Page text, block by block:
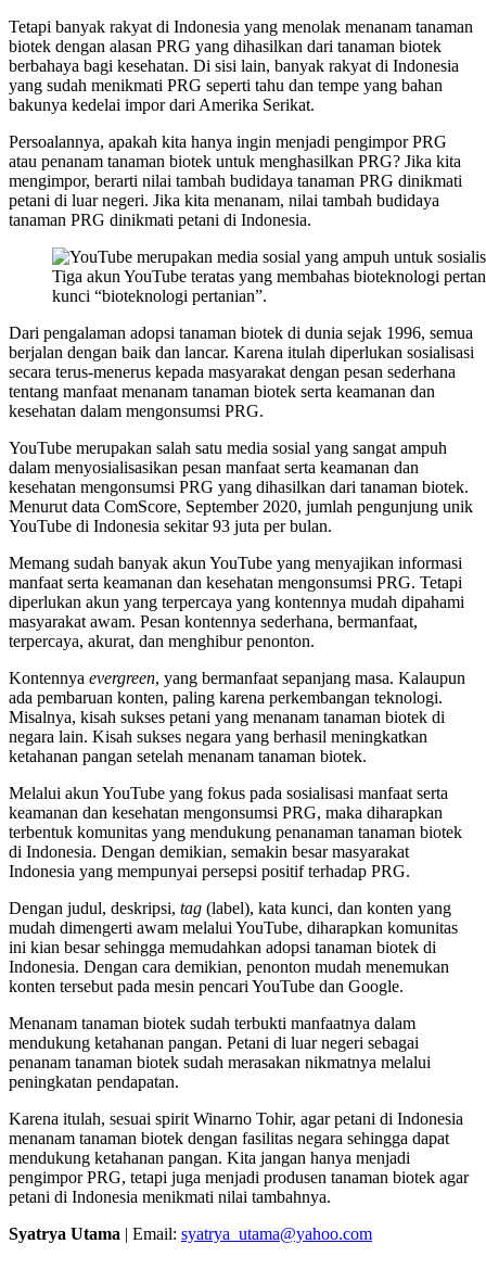
Tetapi banyak rakyat di Indonesia yang menolak menanam tanaman
biotek dengan alasan PRG yang dihasilkan dari tanaman biotek
berbahaya bagi kesehatan. Di sisi lain, banyak rakyat di Indonesia
yang sudah menikmati PRG seperti tahu dan tempe yang bahan
bakunya kedelai impor dari Amerika Serikat.
Persoalannya, apakah kita hanya ingin menjadi pengimpor PRG
atau penanam tanaman biotek untuk menghasilkan PRG? Jika kita
mengimpor, berarti nilai tambah budidaya tanaman PRG dinikmati
petani di luar negeri. Jika kita menanam, nilai tambah budidaya
tanaman PRG dinikmati petani di Indonesia.
Tiga akun YouTube teratas yang membahas bioteknologi
kunci “bioteknologi pertanian”.
Dari pengalaman adopsi tanaman biotek di dunia sejak 1996, semua
berjalan dengan baik dan lancar. Karena itulah diperlukan sosialisasi
secara terus-menerus kepada masyarakat dengan pesan sederhana
tentang manfaat menanam tanaman biotek serta keamanan dan
kesehatan dalam mengonsumsi PRG.
YouTube merupakan salah satu media sosial yang sangat ampuh
dalam menyosialisasikan pesan manfaat serta keamanan dan
kesehatan mengonsumsi PRG yang dihasilkan dari tanaman biotek.
Menurut data ComScore, September 2020, jumlah pengunjung unik
YouTube di Indonesia sekitar 93 juta per bulan.
Memang sudah banyak akun YouTube yang menyajikan informasi
manfaat serta keamanan dan kesehatan mengonsumsi PRG. Tetapi
diperlukan akun yang terpercaya yang kontennya mudah dipahami
masyarakat awam. Pesan kontennya sederhana, bermanfaat,
terpercaya, akurat, dan menghibur penonton.
Kontennya evergreen, yang bermanfaat sepanjang masa. Kalaupun
ada pembaruan konten, paling karena perkembangan teknologi.
Misalnya, kisah sukses petani yang menanam tanaman biotek di
negara lain. Kisah sukses negara yang berhasil meningkatkan
ketahanan pangan setelah menanam tanaman biotek.
Melalui akun YouTube yang fokus pada sosialisasi manfaat serta
keamanan dan kesehatan mengonsumsi PRG, maka diharapkan
terbentuk komunitas yang mendukung penanaman tanaman biotek
di Indonesia. Dengan demikian, semakin besar masyarakat
Indonesia yang mempunyai persepsi positif terhadap PRG.
Dengan judul, deskripsi, tag (label), kata kunci, dan konten yang
mudah dimengerti awam melalui YouTube, diharapkan komunitas
ini kian besar sehingga memudahkan adopsi tanaman biotek di
Indonesia. Dengan cara demikian, penonton mudah menemukan
konten tersebut pada mesin pencari YouTube dan Google.
Menanam tanaman biotek sudah terbukti manfaatnya dalam
mendukung ketahanan pangan. Petani di luar negeri sebagai
penanam tanaman biotek sudah merasakan nikmatnya melalui
peningkatan pendapatan.
Karena itulah, sesuai spirit Winarno Tohir, agar petani di Indonesia
menanam tanaman biotek dengan fasilitas negara sehingga dapat
mendukung ketahanan pangan. Kita jangan hanya menjadi
pengimpor PRG, tetapi juga menjadi produsen tanaman biotek agar
petani di Indonesia menikmati nilai tambahnya.
Syatrya Utama | Email: syatrya_utama@yahoo.com